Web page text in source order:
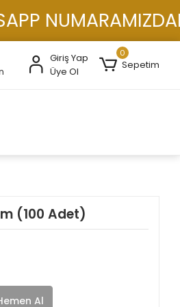
NUMARAMIZDAN
Giriş Yap
Üye Ol
0
Sepetim
(100 Adet)
Al